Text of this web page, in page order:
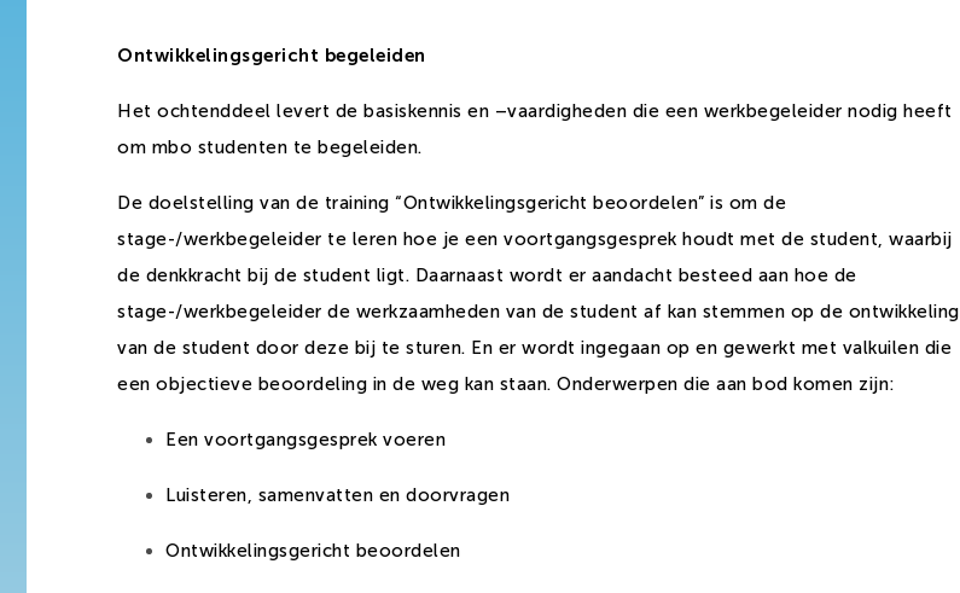
Ontwikkelingsgericht begeleiden
Het ochtenddeel levert de basiskennis en –vaardigheden die een werkbegeleider nodig heeft
om mbo studenten te begeleiden.
De doelstelling van de training “Ontwikkelingsgericht beoordelen” is om de
stage-/werkbegeleider te leren hoe je een voortgangsgesprek houdt met de student, waarbij
de denkkracht bij de student ligt. Daarnaast wordt er aandacht besteed aan hoe de
stage-/werkbegeleider de werkzaamheden van de student af kan stemmen op de ontwikkeling
van de student door deze bij te sturen. En er wordt ingegaan op en gewerkt met valkuilen die
een objectieve beoordeling in de weg kan staan. Onderwerpen die aan bod komen zijn:
Een voortgangsgesprek voeren
Luisteren, samenvatten en doorvragen
Ontwikkelingsgericht beoordelen